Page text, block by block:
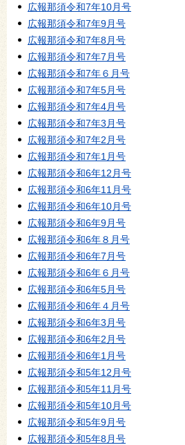
広報那須令和7年10月号
広報那須令和7年9月号
広報那須令和7年8月号
広報那須令和7年7月号
広報那須令和7年６月号
広報那須令和7年5月号
広報那須令和7年4月号
広報那須令和7年3月号
広報那須令和7年2月号
広報那須令和7年1月号
広報那須令和6年12月号
広報那須令和6年11月号
広報那須令和6年10月号
広報那須令和6年9月号
広報那須令和6年８月号
広報那須令和6年7月号
広報那須令和6年６月号
広報那須令和6年5月号
広報那須令和6年４月号
広報那須令和6年3月号
広報那須令和6年2月号
広報那須令和6年1月号
広報那須令和5年12月号
広報那須令和5年11月号
広報那須令和5年10月号
広報那須令和5年9月号
広報那須令和5年8月号